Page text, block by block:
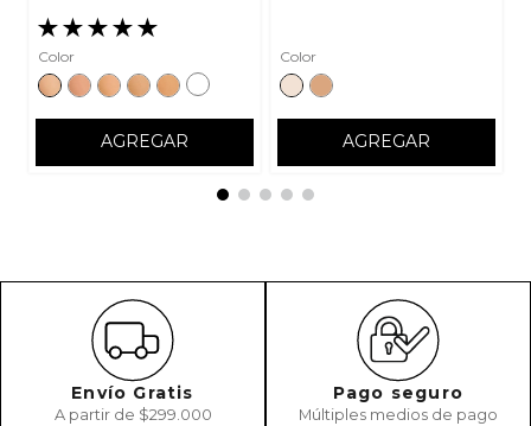
★★★★★
Color
AGREGAR
Color
AGREGAR
Envío Gratis
A partir de $299.000
Pago seguro
Múltiples medios de pago